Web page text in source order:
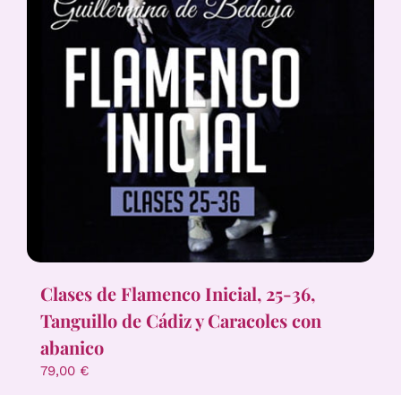
Clases de Flamenco Inicial, 25-36,
Tanguillo de Cádiz y Caracoles con
abanico
79,00 €